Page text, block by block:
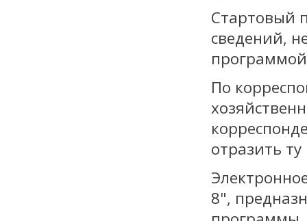
Стартовый
сведений,
По
отразить
8",